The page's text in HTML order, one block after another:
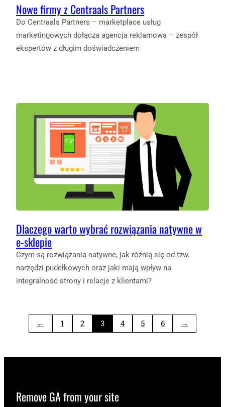
Nowe firmy z Centraals Partners
Do Centraals Partners – marketplace usług
marketingowych dołącza agencja reklamowa – zespół
ekspertów z długim doświadczeniem
Dlaczego warto wybrać rozwiązania natywne w
e-sklepie
Czym są rozwiązania natywne, jak różnią się od tzw.
narzędzi pudełkowych oraz jaki mają wpływ na
integralność strony i relacje z klientami?
← 1 2 3 4 5 6 →
Remove GA from your site